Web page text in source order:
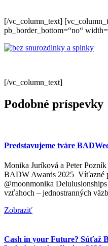
[/vc_column_text]
pb_border_bottom=“no“
[/vc_column_text]
Podobné príspevky
Predstavujeme tváre
Monika Juríková a Peter
BADW Awards 2025 Víťazné
@moonmonika
vzťahoch – jednostranných
Zobraziť
Cash in your Future? Súťaž